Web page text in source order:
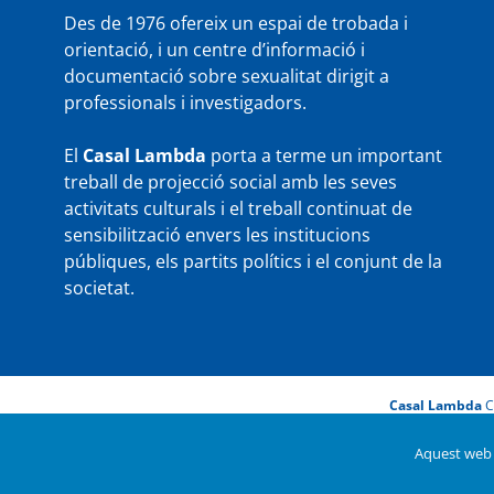
Des de 1976 ofereix un espai de trobada i
orientació, i un centre d’informació i
documentació sobre sexualitat dirigit a
professionals i investigadors.
El Casal Lambda porta a terme un important
treball de projecció social amb les seves
activitats culturals i el treball continuat de
sensibilització envers les institucions
públiques, els partits polítics i el conjunt de la
societat.
Casal Lambda
Aquest